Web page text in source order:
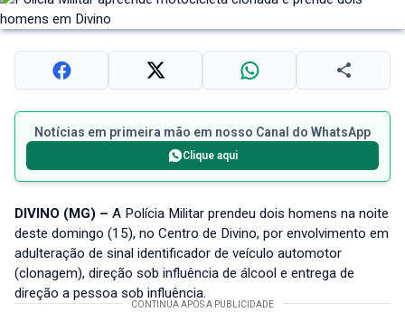
Notícias em primeira mão em nosso Canal do WhatsApp
Clique aqui
DIVINO (MG) – A Polícia Militar prendeu dois homens na noite
deste domingo (15), no Centro de Divino, por envolvimento em
adulteração de sinal identificador de veículo automotor
(clonagem), direção sob influência de álcool e entrega de
direção a pessoa sob influência.